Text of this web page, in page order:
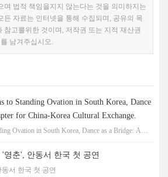
며 법적 책임을지지 않는다는 것을 의미하지는
든 자료는 인터넷을 통해 수집되며, 공유의 목
참고를위한 것이며, 저작권 또는 지적 재산권
남겨주십시오.
to Standing Ovation in South Korea, Dance
for China-Korea Cultural Exchange.
Ovation in South Korea, Dance as a Bridge: A
영춘', 안동서 한국 첫 공연
서 한국 첫 공연